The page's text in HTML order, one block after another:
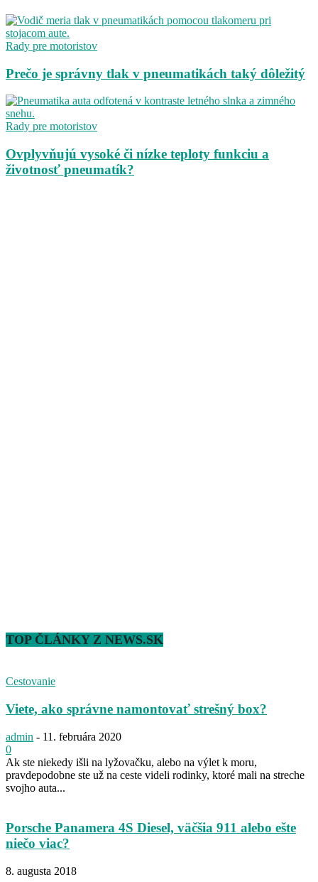
Rady pre motoristov
Prečo je správny tlak v pneumatikách taký dôležitý
Rady pre motoristov
Ovplyvňujú vysoké či nízke teploty funkciu a
životnosť pneumatík?
TOP ČLÁNKY Z NEWS.SK
Cestovanie
Viete, ako správne namontovať strešný box?
admin - 11. februára 2020
0
Ak ste niekedy išli na lyžovačku, alebo na výlet k moru,
pravdepodobne ste už na ceste videli rodinky, ktoré mali na streche
svojho auta...
Porsche Panamera 4S Diesel, väčšia 911 alebo ešte
niečo viac?
8. augusta 2018